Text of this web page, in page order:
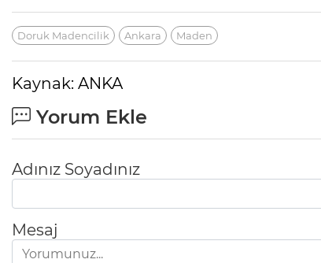
Doruk Madencilik Ankara Maden
Kaynak: ANKA
Yorum Ekle
Adınız Soyadınız
Mesaj